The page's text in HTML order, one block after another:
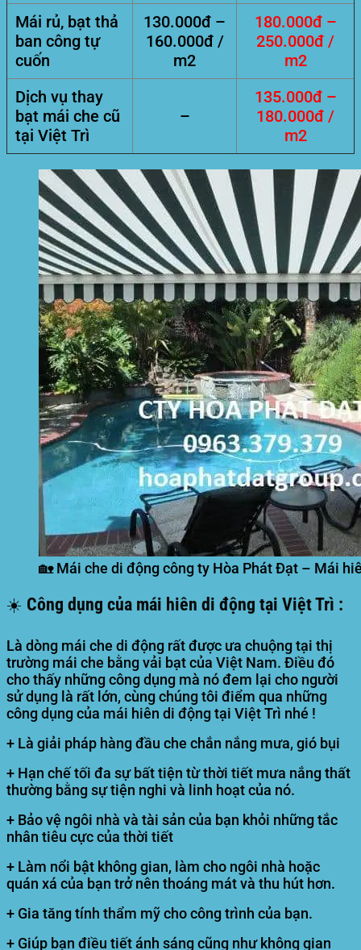
Mái rủ, bạt thả
ban công tự
cuốn
130.000đ –
160.000đ /
m2
180.000đ –
250.000đ /
m2
Dịch vụ thay
bạt mái che cũ
tại Việt Trì
–
135.000đ –
180.000đ /
m2
🏡 Mái che di động công ty Hòa Phát Đạt – Mái
☀️ Công dụng của mái hiên di động tại Việt Trì :
Là dòng mái che di động rất được ưa chuộng tại thị
trường mái che bằng vải bạt của Việt Nam. Điều đó
cho thấy những công dụng mà nó đem lại cho người
sử dụng là rất lớn, cùng chúng tôi điểm qua những
công dụng của mái hiên di động tại Việt Trì nhé !
+ Là giải pháp hàng đầu che chắn nắng mưa, gió bụi
+ Hạn chế tối đa sự bất tiện từ thời tiết mưa nắng thất
thường bằng sự tiện nghi và linh hoạt của nó.
+ Bảo vệ ngôi nhà và tài sản của bạn khỏi những tắc
nhân tiêu cực của thời tiết
+ Làm nổi bật không gian, làm cho ngôi nhà hoặc
quán xá của bạn trở nên thoáng mát và thu hút hơn.
+ Gia tăng tính thẩm mỹ cho công trình của bạn.
+ Giúp bạn điều tiết ánh sáng cũng như không gian